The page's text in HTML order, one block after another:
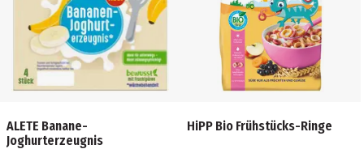
ALETE Banane-
Joghurterzeugnis
HiPP Bio Frühstücks-Ringe